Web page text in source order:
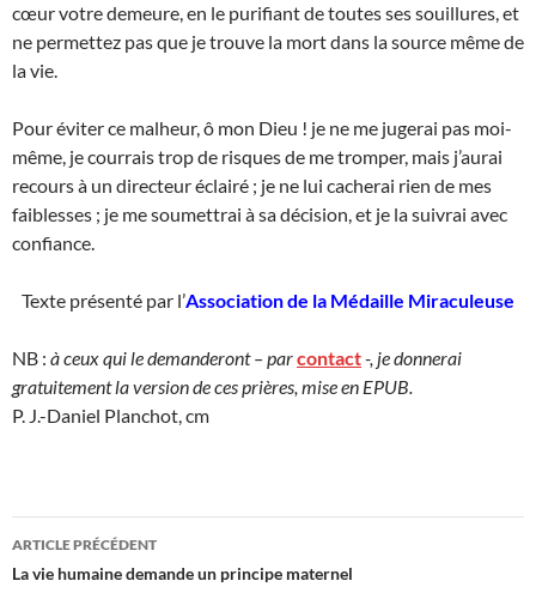
cœur votre demeure, en le purifiant de toutes ses souillures, et
ne permettez pas que je trouve la mort dans la source même de
la vie.
Pour éviter ce malheur, ô mon Dieu ! je ne me jugerai pas moi-
même, je courrais trop de risques de me tromper, mais j’aurai
recours à un directeur éclairé ; je ne lui cacherai rien de mes
faiblesses ; je me soumettrai à sa décision, et je la suivrai avec
confiance.
Texte présenté par l’Association de la Médaille Miraculeuse
NB : à ceux qui le demanderont – parcontact-, je donnerai
gratuitement la version de ces prières, mise en EPUB.
P. J.-Daniel Planchot, cm
Navigation
des
ARTICLE PRÉCÉDENT
La vie humaine demande un principe maternel